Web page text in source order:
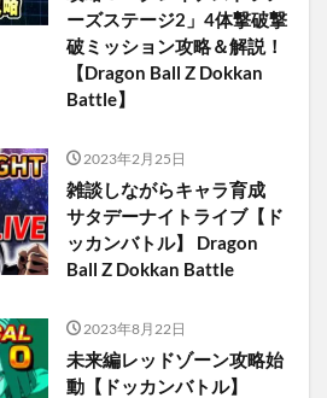
ーズステージ2」4体撃破撃
破ミッション攻略＆解説！
【Dragon Ball Z Dokkan
Battle】
2023年2月25日
雑談しながらキャラ育成
サタデーナイトライブ【ド
ッカンバトル】 Dragon
Ball Z Dokkan Battle
2023年8月22日
未来編レッドゾーン攻略始
動【ドッカンバトル】